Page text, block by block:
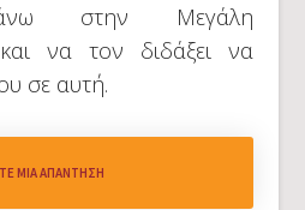
στην Μεγάλη
να τον διδάξει να
σε αυτή.
ΜΙΑ ΑΠΆΝΤΗΣΗ